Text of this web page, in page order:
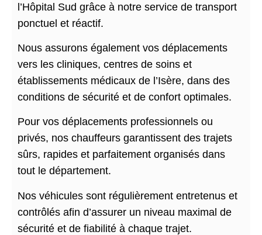
l’Hôpital Sud grâce à notre service de transport
ponctuel et réactif.
Nous assurons également vos déplacements
vers les cliniques, centres de soins et
établissements médicaux de l’Isère, dans des
conditions de sécurité et de confort optimales.
Pour vos déplacements professionnels ou
privés, nos chauffeurs garantissent des trajets
sûrs, rapides et parfaitement organisés dans
tout le département.
Nos véhicules sont régulièrement entretenus et
contrôlés afin d’assurer un niveau maximal de
sécurité et de fiabilité à chaque trajet.